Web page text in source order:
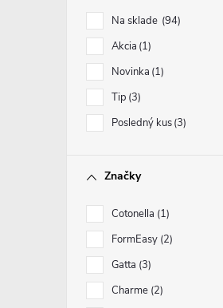
Na sklade 94
Akcia 1
Novinka 1
Tip 3
Posledný kus 3
Značky
Cotonella 1
FormEasy 2
Gatta 3
Charme 2